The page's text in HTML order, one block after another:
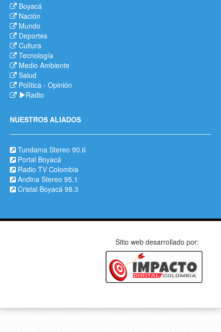
Boyacá
Nación
Mundo
Deportes
Cultura
Tecnología
Medio Ambiente
Salud
Política - Opinión
Radio
NUESTROS ALIADOS
Tundama Stereo 90.6
Portal Boyacá
Radio TV Colombia
Andina Stereo 95.1
Cristal Boyacá 98.3
Sitio web desarrollado por: